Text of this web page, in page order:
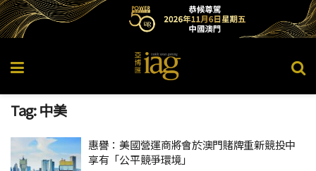
Tag:中美
惠譽：美國營運商將會於澳門賭牌重新競投中
享有「公平競爭環境」